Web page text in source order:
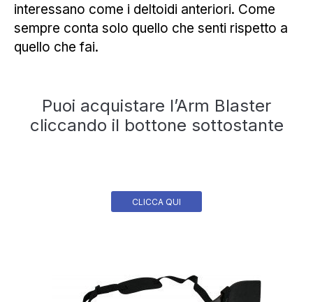
interessano come i deltoidi anteriori. Come
sempre conta solo quello che senti rispetto a
quello che fai.
Puoi acquistare l’Arm Blaster
cliccando il bottone sottostante
CLICCA QUI